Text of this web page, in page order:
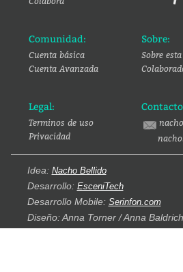
Comunidad:
Cuenta básica
Cuenta Avanzada
Sobre:
Sobre
Legal:
Terminos de uso
Privacidad
Idea: Nacho Bellido
Desarrollo: EsceniTech
Desarrollo Mobile: Serinfon.com
Diseño: Anna Torner / Anna Baldrich